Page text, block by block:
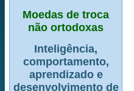
Moedas de troca
não ortodoxas
Inteligência,
comportamento,
aprendizado e
desenvolvimento de